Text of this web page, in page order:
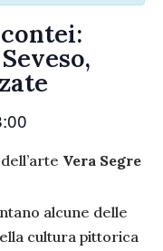
Vera Segre
alcune delle
cultura pittorica